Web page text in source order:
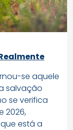
se aquele
salvação
se verifica
2026,
está a